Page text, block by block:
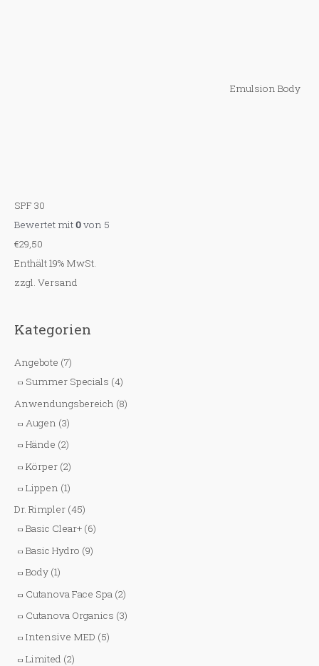
Emulsion Body
SPF 30
Bewertet mit0von 5
€29,50
Enthält 19% MwSt.
zzgl. Versand
Kategorien
Angebote (7)
Summer Specials (4)
Anwendungsbereich (8)
Augen (3)
Hände (2)
Körper (2)
Lippen (1)
Dr. Rimpler (45)
Basic Clear+ (6)
Basic Hydro (9)
Body (1)
Cutanova Face Spa (2)
Cutanova Organics (3)
Intensive MED (5)
Limited (2)